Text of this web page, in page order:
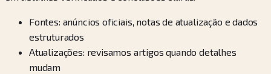
Fontes: anúncios oficiais, notas de atualização e dados
estruturados
Atualizações: revisamos artigos quando detalhes
mudam